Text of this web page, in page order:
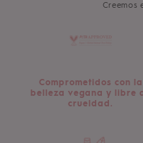
Creemos
Comprometidos con la
belleza vegana y libre
crueldad.